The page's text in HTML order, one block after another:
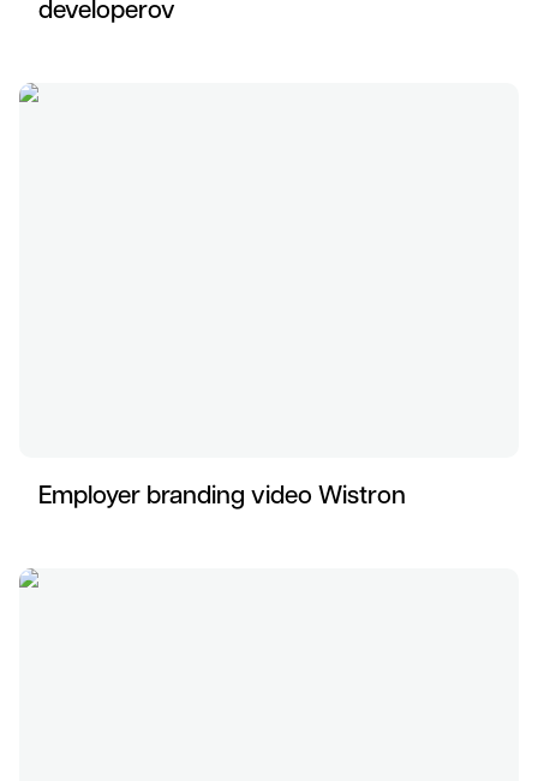
developerov
Employer branding video Wistron